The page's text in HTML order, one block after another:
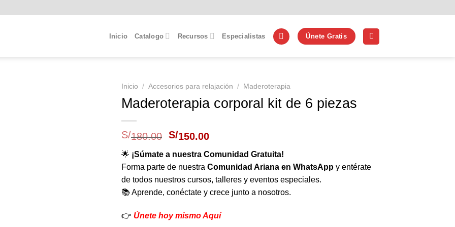
Inicio Catalogo Recursos Especialistas Únete Gratis
Inicio / Accesorios para relajación / Maderoterapia
Maderoterapia corporal kit de 6 piezas
S/180.00 El
original
era:
S/180.00.
S/150.00El
actual
es:
S/150.00.
🌟 ¡Súmate a nuestra Comunidad Gratuita!
Forma parte de nuestra Comunidad Ariana en WhatsApp y entérate
de todos nuestros cursos, talleres y eventos especiales.
📚 Aprende, conéctate y crece junto a nosotros.
👉 Únete hoy mismo Aquí